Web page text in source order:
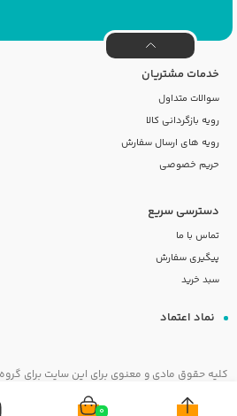
0
خدمات مشتریان
سوالات متداول
رویه بازگردانی کالا
رویه های ارسال سفارش
حریم خصوصی
دسترسی سریع
تماس با ما
پیگیری سفارش
سبد خرید
نماد اعتماد
کلیه حقوق مادی و معنوی برای این سایت برای